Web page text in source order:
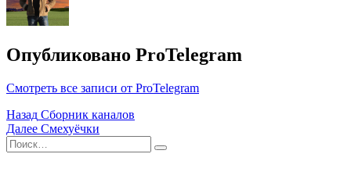
Опубликовано ProTelegram
Смотреть все записи от ProTelegram
Навигация
по
записям
Назад Сборник каналов
Далее Смехуёчки
Поиск
Найти